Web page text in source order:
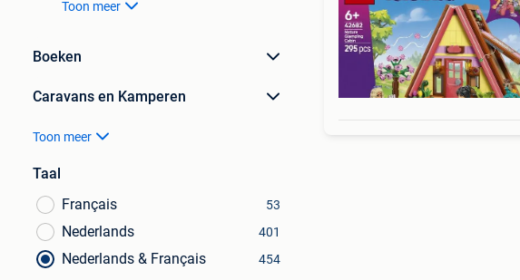
Toon meer
Boeken
Caravans en Kamperen
Toon meer
Taal
Français
53
Nederlands 401
Nederlands & Français 454